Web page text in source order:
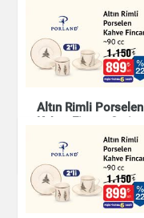
Altın Rimli Porselen
Kahve Fincan Seti
Mutfak Ürünleri